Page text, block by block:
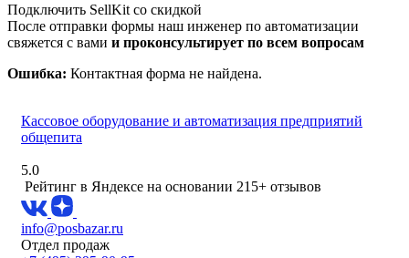
Подключить SellKit со скидкой
После отправки формы наш инженер по автоматизации
свяжется с вами и проконсультирует по всем вопросам
Ошибка: Контактная форма не найдена.
Кассовое оборудование и автоматизация предприятий
общепита
5.0
Рейтинг в Яндексе на основании 215+ отзывов
info@posbazar.ru
Отдел продаж